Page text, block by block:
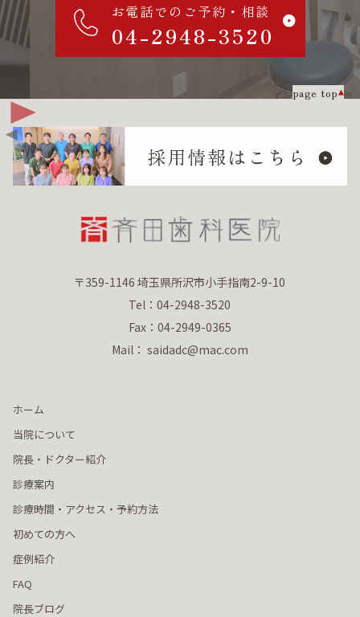
お電話でのご予約・相談
04-2948-3520
page top
〒359-1146 埼玉県所沢市小手指南2-9-10
Tel：04-2948-3520
Fax：04-2949-0365
Mail： saidadc@mac.com
ホーム
当院について
院長・ドクター紹介
診療案内
診療時間・アクセス・予約方法
初めての方へ
症例紹介
FAQ
院長ブログ